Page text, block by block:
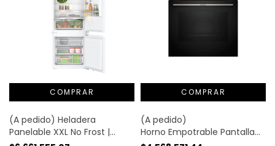
(A pedido) Heladera
Panelable XXL No Frost |
(A pedido)
Horno Empotrable Pantalla